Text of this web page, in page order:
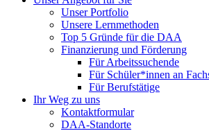
Unser Portfolio
Unsere Lernmethoden
Top 5 Gründe für die DAA
Finanzierung und Förderung
Für Arbeitssuchende
Für Schüler*innen an
Für Berufstätige
Ihr Weg zu uns
Kontaktformular
DAA-Standorte